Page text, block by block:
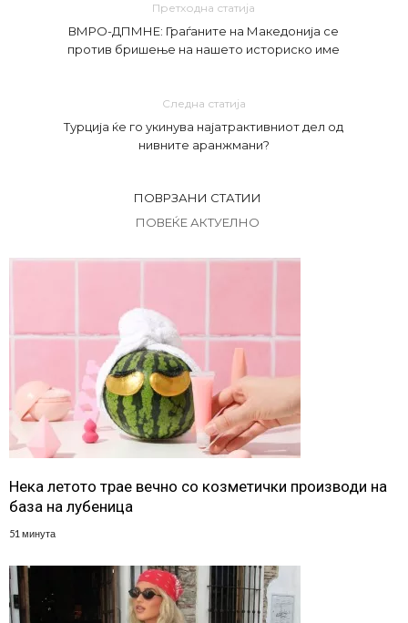
Претходна статија
ВМРО-ДПМНЕ: Граѓаните на Македонија се
против бришење на нашето историско име
Следна статија
Турција ќе го укинува најатрактивниот дел од
нивните аранжмани?
ПОВРЗАНИ СТАТИИ
ПОВЕЌЕ АКТУЕЛНО
Нека летото трае вечно со козметички производи на
база на лубеница
51 минута